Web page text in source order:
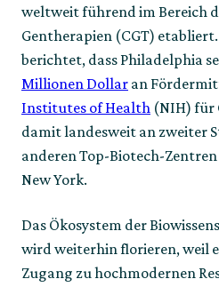
weltweit führend im Bereich
Gentherapien (CGT)
berichtet, dass Philadelphia
Millionen Dollar an
Institutes of Health (NIH) für
damit landesweit an zweiter
anderen Top-Biotech-
New York.
Das Ökosystem der
wird weiterhin florieren, weil
Zugang zu hochmodernen